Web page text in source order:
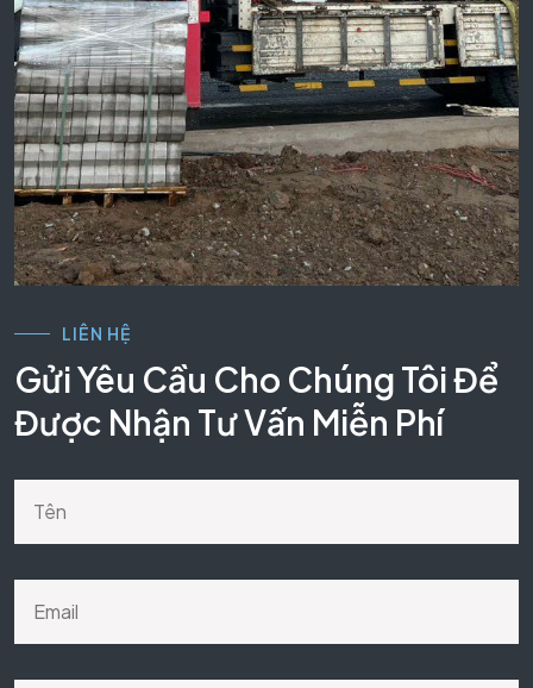
LIÊN HỆ
Gửi Yêu Cầu Cho Chúng Tôi Để
Được Nhận Tư Vấn Miễn Phí